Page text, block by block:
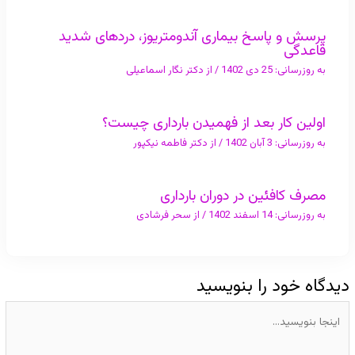
پرسش و پاسخ بیماری آندومتریوز، دردهای شدید
قاعدگی
به روزرسانی: 25 دی 1402 / از دکتر نگار اسماعیلی
اولین کار بعد از فهمیدن بارداری چیست؟
به روزرسانی: / از دکتر فاطمه نیکپور
مصرف کافئین در دوران بارداری
به روزرسانی:14 اسفند 1402 / از سحر فرشادی
دیدگاه‌ خود را بنویسید